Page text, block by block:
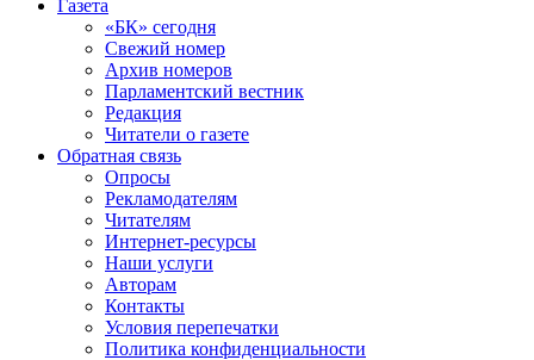
Газета
«БК» сегодня
Свежий номер
Архив номеров
Парламентский вестник
Редакция
Читатели о газете
Обратная связь
Опросы
Рекламодателям
Читателям
Интернет-ресурсы
Наши услуги
Авторам
Контакты
Условия перепечатки
Политика конфиденциальности